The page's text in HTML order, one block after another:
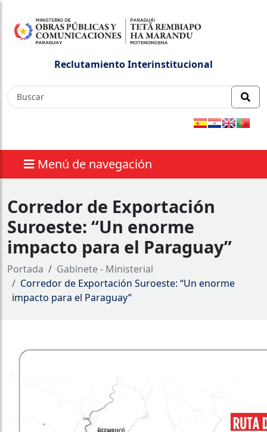
Reclutamiento Interinstitucional
Menú de navegación
Corredor de Exportación
Suroeste: “Un enorme
impacto para el Paraguay”
Portada
Gabinete - Ministerial
Corredor de Exportación Suroeste: “Un enorme
impacto para el Paraguay”